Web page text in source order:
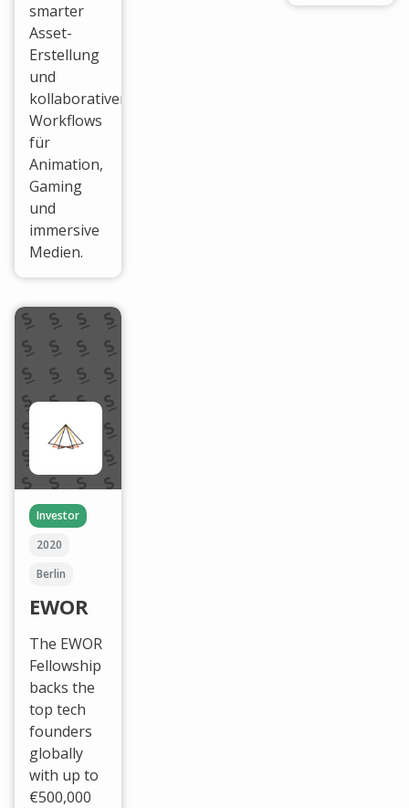
smarter
Asset-
Erstellung
und
kollaborativen
Workflows
für
Animation,
Gaming
und
immersive
Medien.
Investor
2020
Berlin
EWOR
The EWOR
Fellowship
backs the
top tech
founders
globally
with up to
€500,000